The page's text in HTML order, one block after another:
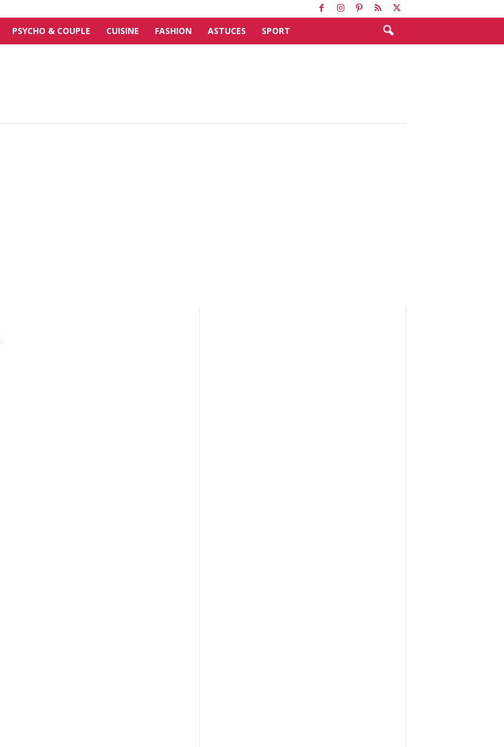
PSYCHO & COUPLE CUISINE FASHION ASTUCES SPORT